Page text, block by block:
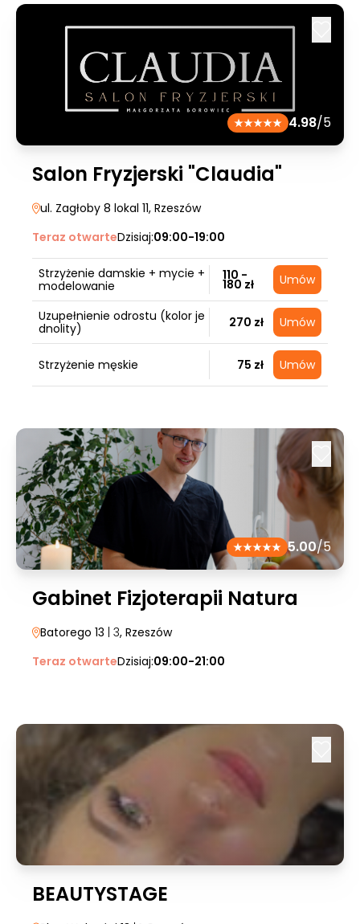
4.98/5
Salon Fryzjerski "Claudia"
ul. Zagłoby 8 lokal 11, Rzeszów
Teraz otwarteDzisiaj:09:00-19:00
Strzyżenie damskie + mycie +
modelowanie
110 -
180 zł Umów
Uzupełnienie odrostu (kolor je
dnolity)
270 zł Umów
Strzyżenie męskie 75 zł Umów
5.00/5
Gabinet Fizjoterapii Natura
Batorego 13 | 3, Rzeszów
Teraz otwarteDzisiaj:09:00-21:00
BEAUTYSTAGE